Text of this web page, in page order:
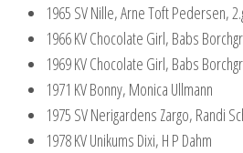
1965 SV Nille, Arne Toft Pedersen,
1966 KV Chocolate Girl, Babs
1969 KV Chocolate Girl, Babs
1971 KV Bonny, Monica Ullmann
1975 SV Nerigardens Zargo, Randi
1978 KV Unikums Dixi, H P Dahm